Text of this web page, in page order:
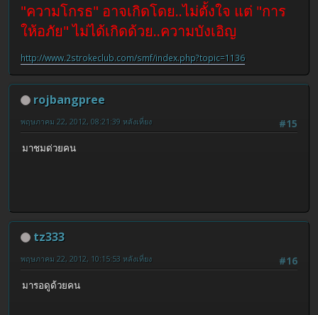
"ความโกรธ" อาจเกิดโดย..ไม่ตั้งใจ แต่ "การ
ให้อภัย" ไม่ได้เกิดด้วย..ความบังเอิญ
http://www.2strokeclub.com/smf/index.php?topic=1136
rojbangpree
#15
พฤษภาคม 22, 2012, 08:21:39 หลังเที่ยง
มาชมด่วยคน
tz333
#16
พฤษภาคม 22, 2012, 10:15:53 หลังเที่ยง
มารอดูด้วยคน